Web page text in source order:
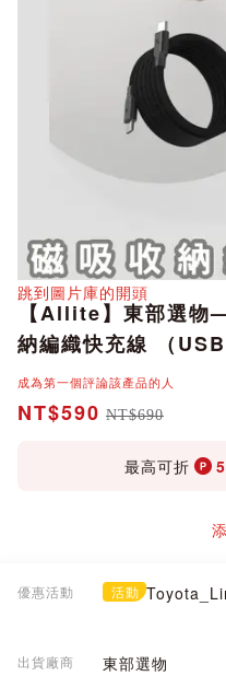
跳到圖片庫的開頭
分享
【Allite】東部選
納編織快充線 （
成為第一個評論該產品的人
NT$590 NT$690
最高可折
優惠活動 活動
出貨廠商 東部選物